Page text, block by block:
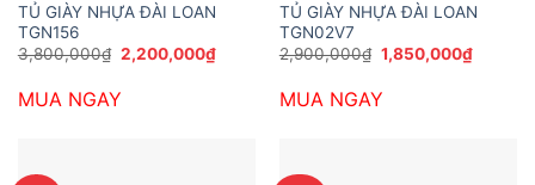
TỦ GIÀY NHỰA ĐÀI LOAN
TGN156
3,800,000₫ Giá
gốc
3,800,000₫.
2,200,000₫Giá
hiện
MUA NGAY
TỦ GIÀY NHỰA ĐÀI LOAN
TGN02V7
2,900,000₫ Giá
gốc
2,900,000₫.
1,850,000₫Giá
hiện
MUA NGAY